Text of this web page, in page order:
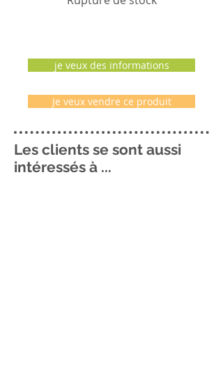
je veux des informations
Je veux vendre ce produit
Les clients se sont aussi
intéressés à ...